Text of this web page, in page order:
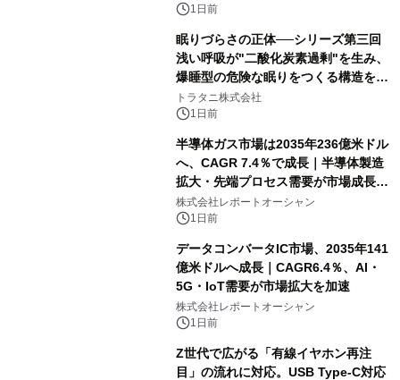
1日前
眠りづらさの正体──シリーズ第三回
浅い呼吸が"二酸化炭素過剰"を生み、
爆睡型の危険な眠りをつくる構造を解
説
トラタニ株式会社
1日前
半導体ガス市場は2035年236億米ドル
へ、CAGR 7.4％で成長｜半導体製造
拡大・先端プロセス需要が市場成長を
加速
株式会社レポートオーシャン
1日前
データコンバータIC市場、2035年141
億米ドルへ成長｜CAGR6.4％、AI・
5G・IoT需要が市場拡大を加速
株式会社レポートオーシャン
1日前
Z世代で広がる「有線イヤホン再注
目」の流れに対応。USB Type-C対応